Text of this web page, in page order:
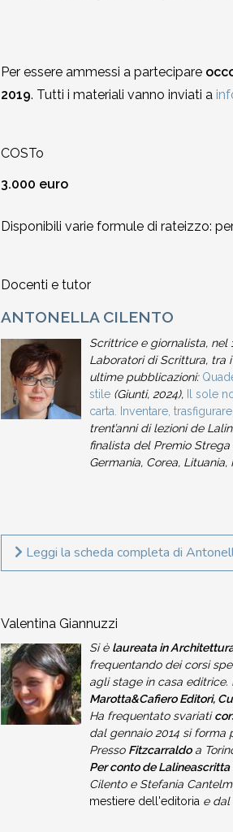
Per essere ammessi a partecipare
2019. Tutti i materiali vanno inviati a
COSTo
3.000 euro
Disponibili varie formule di rateizzo:
Docenti e tutor
ANTONELLA CILENTO
Scrittrice e giornalista, nel
Laboratori di Scrittura, tra
ultime pubblicazioni:
stile (Giunti, 2024), Il sole
carta. Inventare,
trent’anni di lezioni de
finalista del Premio
Germania, Corea, Lituania,
Leggi la scheda completa di
Valentina Giannuzzi
Si è laureata in
frequentando dei corsi
agli stage in casa
Marotta&Cafiero Editori,
Ha frequentato svariati
dal gennaio 2014 si
Presso Fitzcarraldoa
Per conto de Lalineascritta
Cilento e Stefania
mestiere dell'editoria e dal